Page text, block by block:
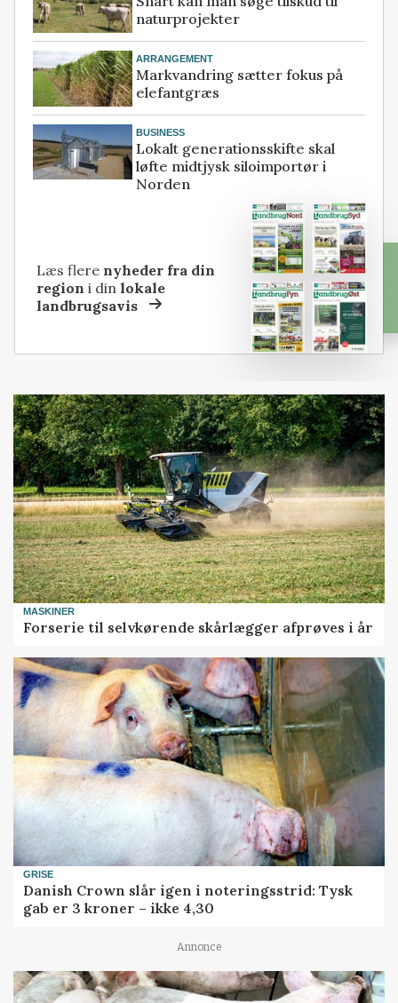
naturprojekter
ARRANGEMENT
Markvandring sætter fokus på
elefantgræs
BUSINESS
Lokalt generationsskifte skal
løfte midtjysk siloimportør i
Norden
Læs flere nyheder fra din
region i dinlokale
landbrugsavis
MASKINER
Forserie til selvkørende skårlægger afprøves i år
GRISE
Danish Crown slår igen i noteringsstrid: Tysk
gab er 3 kroner – ikke 4,30
Annonce